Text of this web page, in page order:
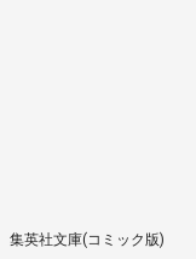
集英社文庫(コミック版)